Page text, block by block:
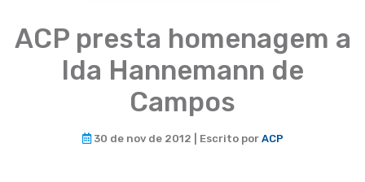
ACP presta homenagem a
Ida Hannemann de
Campos
30 de nov de 2012 | Escrito por ACP